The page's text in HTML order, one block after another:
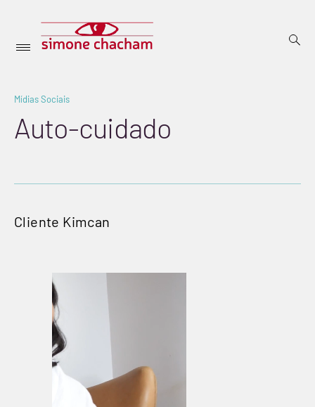
Menu
open
Mídias Sociais
2024
Auto-cuidado
Cliente Kimcan